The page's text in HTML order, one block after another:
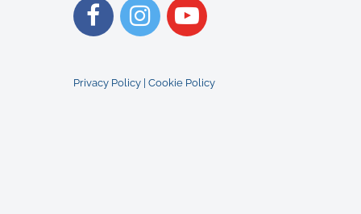
Privacy Policy| Cookie Policy